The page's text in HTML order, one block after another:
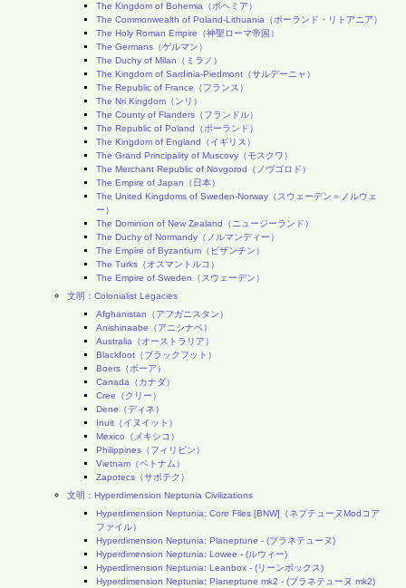
The Kingdom of Bohemia（ボヘミア）
The Commonwealth of Poland-Lithuania（ポーランド・リトアニア）
The Holy Roman Empire（神聖ローマ帝国）
The Germans（ゲルマン）
The Duchy of Milan（ミラノ）
The Kingdom of Sardinia-Piedmont（サルデーニャ）
The Republic of France（フランス）
The Nri Kingdom（ンリ）
The County of Flanders（フランドル）
The Republic of Poland（ポーランド）
The Kingdom of England（イギリス）
The Grand Principality of Muscovy（モスクワ）
The Merchant Republic of Novgorod（ノヴゴロド）
The Empire of Japan（日本）
The United Kingdoms of Sweden-Norway（スウェーデン＝ノルウェ
ー）
The Dominion of New Zealand（ニュージーランド）
The Duchy of Normandy（ノルマンディー）
The Empire of Byzantium（ビザンチン）
The Turks（オスマントルコ）
The Empire of Sweden（スウェーデン）
文明：Colonialist Legacies
Afghanistan（アフガニスタン）
Anishinaabe（アニシナベ）
Australia（オーストラリア）
Blackfoot（ブラックフット）
Boers（ボーア）
Canada（カナダ）
Cree（クリー）
Dene（ディネ）
Inuit（イヌイット）
Mexico（メキシコ）
Philippines（フィリピン）
Vietnam（ベトナム）
Zapotecs（サポテク）
文明：Hyperdimension Neptunia Civilizations
Hyperdimension Neptunia: Core Files [BNW]（ネプテューヌModコア
ファイル）
Hyperdimension Neptunia: Planeptune - (プラネテューヌ)
Hyperdimension Neptunia: Lowee - (ルウィー)
Hyperdimension Neptunia: Leanbox - (リーンボックス)
Hyperdimension Neptunia: Planeptune mk2 - (プラネテューヌ mk2)